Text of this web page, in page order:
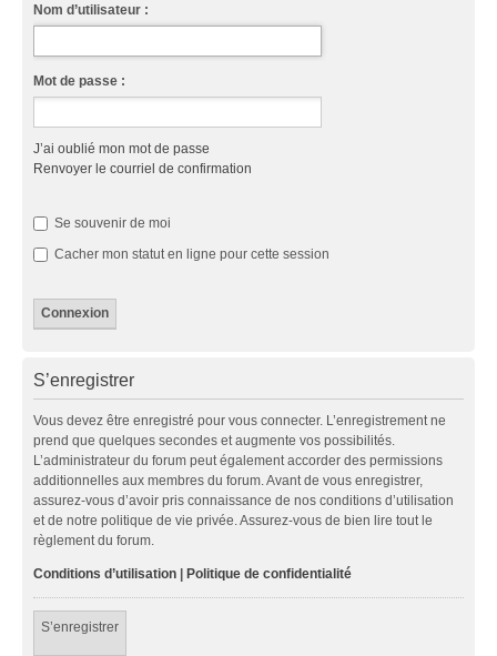
Nom d’utilisateur :
Mot de passe :
J’ai oublié mon mot de passe
Renvoyer le courriel de confirmation
Se souvenir de moi
Cacher mon statut en ligne pour cette session
S’enregistrer
Vous devez être enregistré pour vous connecter. L’enregistrement ne
prend que quelques secondes et augmente vos possibilités.
L’administrateur du forum peut également accorder des permissions
additionnelles aux membres du forum. Avant de vous enregistrer,
assurez-vous d’avoir pris connaissance de nos conditions d’utilisation
et de notre politique de vie privée. Assurez-vous de bien lire tout le
règlement du forum.
Conditions d’utilisation | Politique de confidentialité
S’enregistrer